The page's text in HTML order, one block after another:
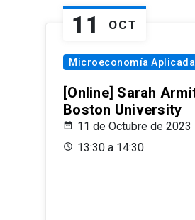
11 OCT
Microeconomía Aplicada
[Online] Sarah
Boston University
11 de Octubre de 2023
13:30 a 14:30